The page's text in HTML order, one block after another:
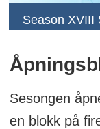
Season XVIII
Sesongen
en blokk på